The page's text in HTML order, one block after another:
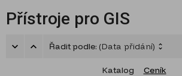
Přístroje pro GIS
Řadit podle: (Data přidání)
Katalog Ceník